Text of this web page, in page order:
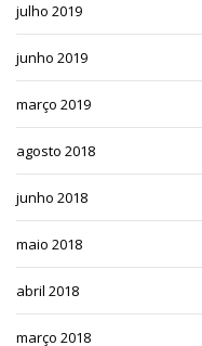
julho 2019
junho 2019
março 2019
agosto 2018
junho 2018
maio 2018
abril 2018
março 2018